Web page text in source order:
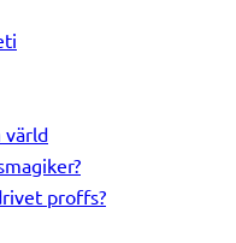
värld
proffs?